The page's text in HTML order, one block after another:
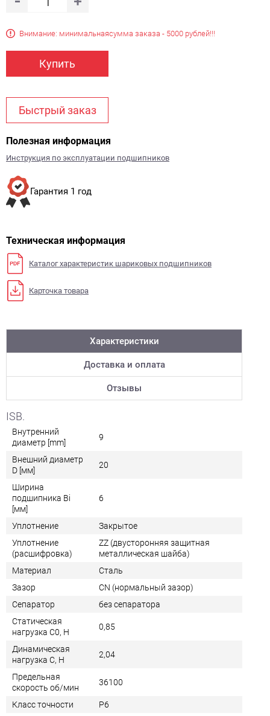
Внимание: минимальнаясумма заказа - 5000 рублей!!!
Купить
Быстрый заказ
Полезная информация
Инструкция по эксплуатации подшипников
Гарантия 1 год
Техническая информация
Каталог характеристик шариковых подшипников
Карточка товара
Характеристики
Доставка и оплата
Отзывы
ISB.
Внутренний
диаметр [mm]
9
Внешний диаметр
D [мм]
20
Ширина
подшипника Bi
[мм]
6
Уплотнение
Закрытое
Уплотнение
(расшифровка)
ZZ (двусторонняя защитная
металлическая шайба)
Материал
Сталь
Зазор
CN (нормальный зазор)
Сепаратор
без сепаратора
Статическая
нагрузка C0, Н
0,85
Динамическая
нагрузка C, Н
2,04
Предельная
скорость об/мин
36100
Класс точности
P6